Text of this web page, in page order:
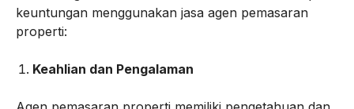
keuntungan menggunakan jasa agen pemasaran
properti:
Keahlian dan Pengalaman